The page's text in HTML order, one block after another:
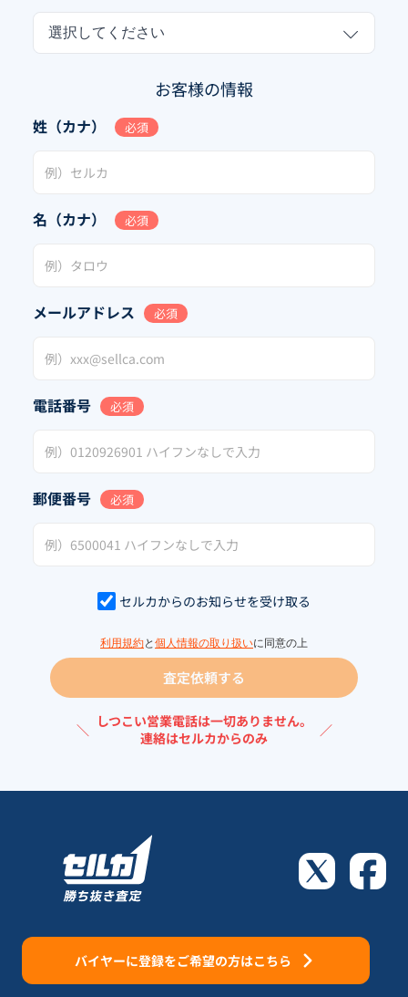
選択してください
お客様の情報
姓（カナ） 必須
名（カナ） 必須
メールアドレス 必須
電話番号 必須
郵便番号 必須
セルカからのお知らせを受け取る
利用規約と 個人情報の取り扱いに同意の上
査定依頼する
＼ しつこい営業電話は一切ありません。
連絡はセルカからのみ
／
バイヤーに登録をご希望の方はこちら